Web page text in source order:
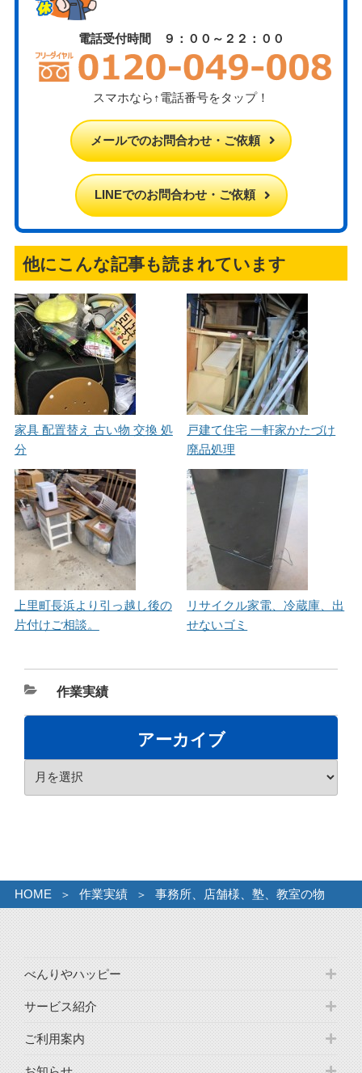
電話受付時間 ９：００～２２：００
スマホなら↑電話番号をタップ！
メールでのお問合わせ・ご依頼
LINEでのお問合わせ・ご依頼
他にこんな記事も読まれています
家具 配置替え 古い物 交換 処
分
戸建て住宅 一軒家かたづけ
廃品処理
上里町長浜より引っ越し後の
片付けご相談。
リサイクル家電、冷蔵庫、出
せないゴミ
カ
テ
ー
作業実績
アーカイブ
HOME 作業実績 事務所、店舗様、塾、教室の物
べんりやハッピー
サービス紹介
ご利用案内